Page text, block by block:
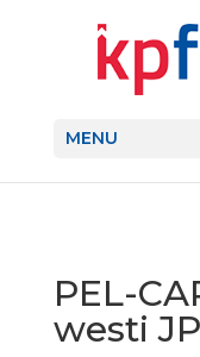
MENU
PEL-
westi